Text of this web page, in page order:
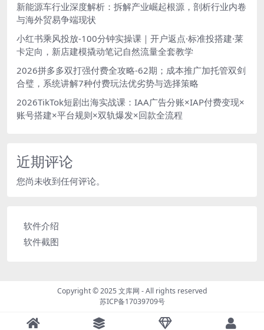
新能源车行业深度解析：拆解产业崛起根源，剖析行业内卷
与海外贸易争端现状
小红书乘风投放-100分钟实操课｜开户返点·标准投搭建·莱
卡定向，新店建模撬动笔记自然流量全套教学
2026拼多多双打强付费全攻略-62期；成本推广加托管双剑
合璧，系统讲解7种付费玩法优劣势与选择策略
2026TikTok短剧出海实战课：IAA广告分账×IAP付费变现×
账号搭建×平台规则×双轨爆发×回款全流程
近期评论
您尚未收到任何评论。
软件介绍
软件截图
Copyright © 2025文库网 - All rights reserved
苏ICP备17039709号